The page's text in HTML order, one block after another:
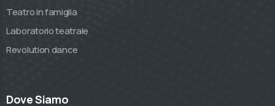
Teatro in famiglia
Laboratorio teatrale
Revolution dance
Dove Siamo